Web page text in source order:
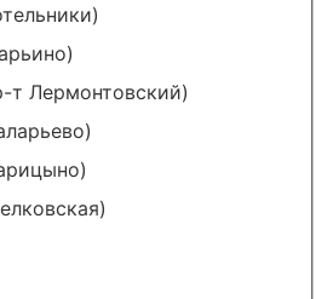
т Лермонтовский)